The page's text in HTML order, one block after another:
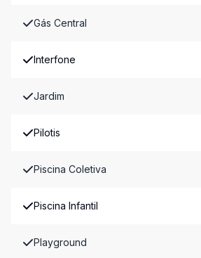
Gás Central
Interfone
Jardim
Pilotis
Piscina Coletiva
Piscina Infantil
Playground